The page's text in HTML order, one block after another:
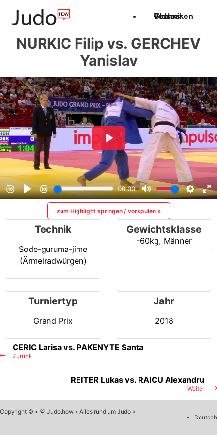
Techniken
Videos
Glossar
NURKIC Filip vs. GERCHEV
Yanislav
zum Highlight springen / vorspulen »
Technik
Sode-guruma-jime
(Ärmelradwürgen)
Gewichtsklasse
-60kg, Männer
Turniertyp
Grand Prix
Jahr
2018
Zurück
CERIC Larisa vs. PAKENYTE Santa
Weiter
REITER Lukas vs. RAICU Alexandru
Copyright © • 🥋 Judo.how » Alles rund um Judo «
Deutsch